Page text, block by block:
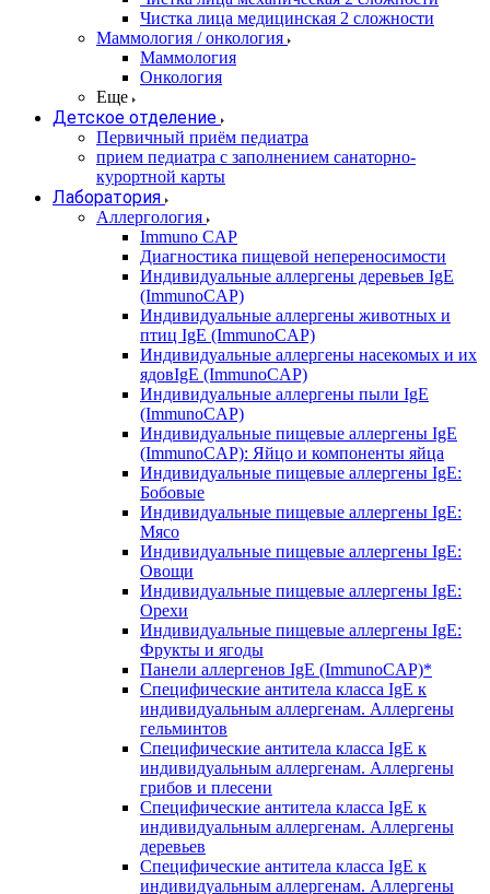
Чистка лица медицинская 2 сложности
Маммология / онкология
Маммология
Онкология
Еще
Детское отделение
Первичный приём педиатра
прием педиатра с заполнением санаторно-
курортной карты
Лаборатория
Аллергология
Immuno CAP
Диагностика пищевой непереносимости
Индивидуальные аллергены деревьев IgE
(ImmunoCAP)
Индивидуальные аллергены животных и
птиц IgE (ImmunoCAP)
Индивидуальные аллергены насекомых и их
ядовIgE (ImmunoCAP)
Индивидуальные аллергены пыли IgE
(ImmunoCAP)
Индивидуальные пищевые аллергены IgE
(ImmunoCAP): Яйцо и компоненты яйца
Индивидуальные пищевые аллергены IgE:
Бобовые
Индивидуальные пищевые аллергены IgE:
Мясо
Индивидуальные пищевые аллергены IgE:
Овощи
Индивидуальные пищевые аллергены IgE:
Орехи
Индивидуальные пищевые аллергены IgE:
Фрукты и ягоды
Панели аллергенов IgE (ImmunoCAP)*
Специфические антитела класса IgE к
индивидуальным аллергенам. Аллергены
гельминтов
Специфические антитела класса IgE к
индивидуальным аллергенам. Аллергены
грибов и плесени
Специфические антитела класса IgE к
индивидуальным аллергенам. Аллергены
деревьев
Специфические антитела класса IgE к
индивидуальным аллергенам. Аллергены